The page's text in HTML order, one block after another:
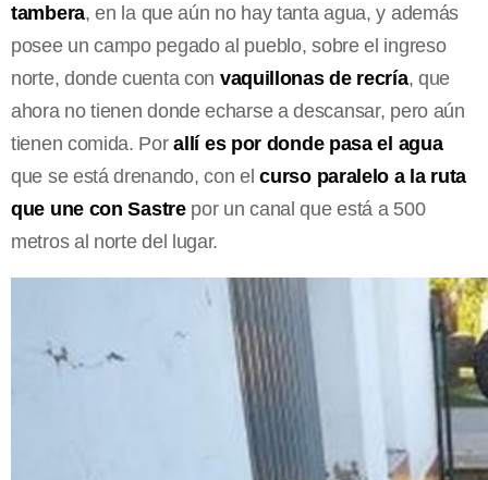
tambera, en la que aún no hay tanta agua, y además
posee un campo pegado al pueblo, sobre el ingreso
norte, donde cuenta con vaquillonas de recría, que
ahora no tienen donde echarse a descansar, pero aún
tienen comida. Porallí es por donde pasa el agua
que se está drenando, con elcurso paralelo a la ruta
que une con Sastrepor un canal que está a 500
metros al norte del lugar.